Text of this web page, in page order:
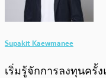
Supakit Kaewmanee
เริ่มรู้จักการลงทุนครั้